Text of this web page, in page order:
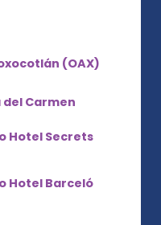
(OAX)
del Carmen
Hotel Secrets
Hotel Barceló